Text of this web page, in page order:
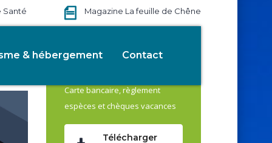
Magazine La feuille de Chêne
Santé
& hébergement Contact
Carte bancaire, règlement
espèces et chèques vacances
Télécharger